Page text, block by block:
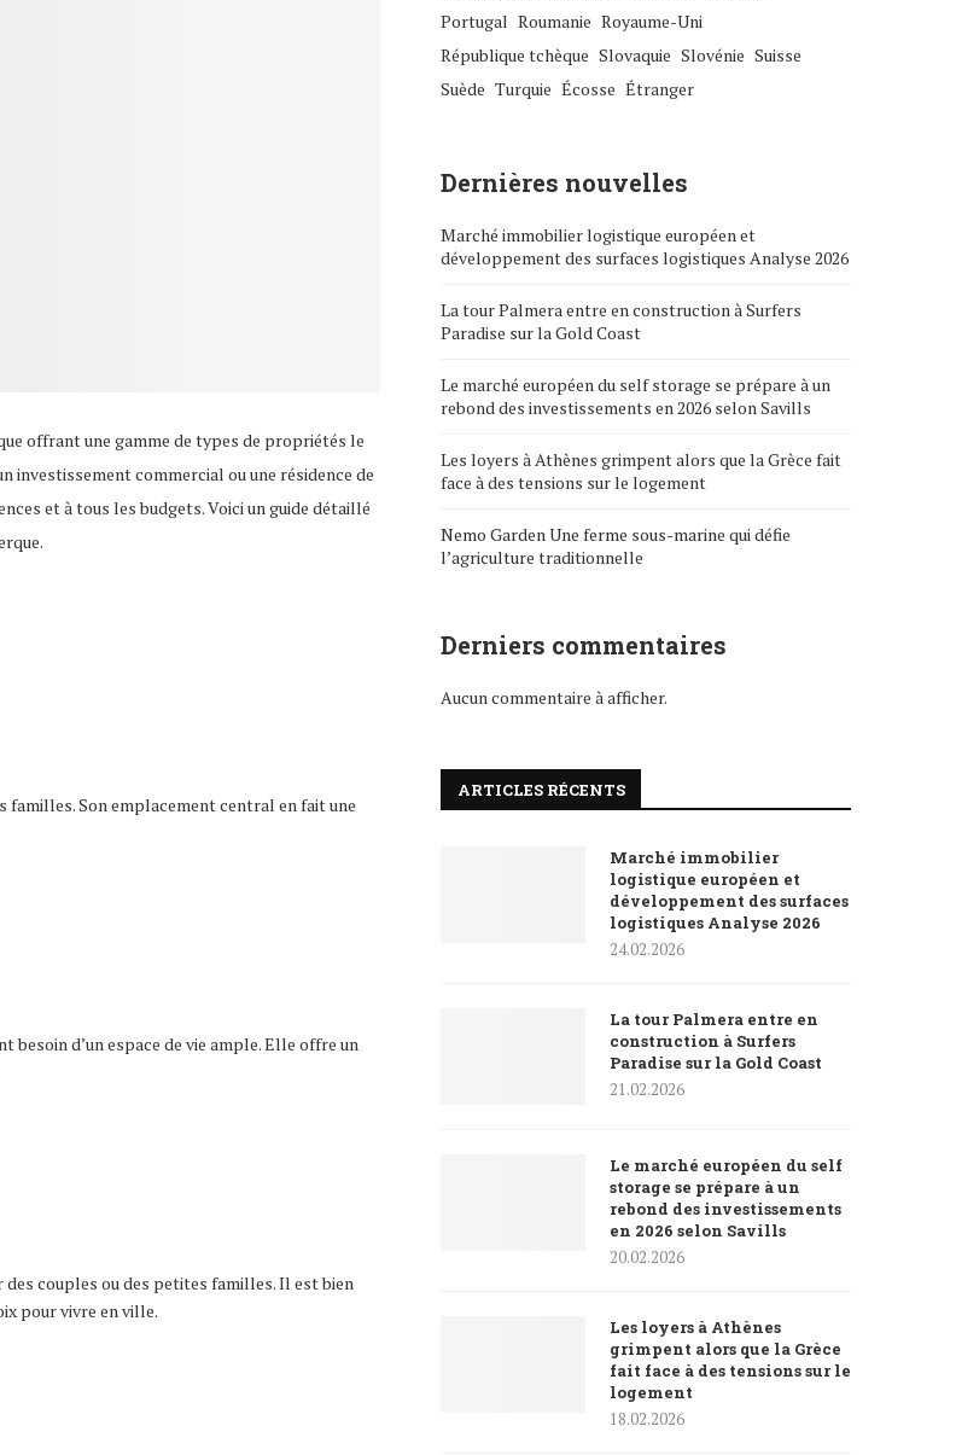
offrant une gamme de types de propriétés le
investissement commercial ou une résidence de
et à tous les budgets. Voici un guide détaillé
Son emplacement central en fait une
besoin d’un espace de vie ample. Elle offre un
couples ou des petites familles. Il est bien
pour vivre en ville.
Portugal Roumanie Royaume-Uni
République tchèque Slovaquie Slovénie Suisse
Suède Turquie Écosse Étranger
Dernières nouvelles
Marché immobilier logistique européen et
développement des surfaces logistiques Analyse 2026
La tour Palmera entre en construction à Surfers
Paradise sur la Gold Coast
Le marché européen du self storage se prépare à un
rebond des investissements en 2026 selon Savills
Les loyers à Athènes grimpent alors que la Grèce fait
face à des tensions sur le logement
Nemo Garden Une ferme sous-marine qui défie
l’agriculture traditionnelle
Derniers commentaires
Aucun commentaire à afficher.
ARTICLES RÉCENTS
Marché immobilier
logistique européen et
développement des surfaces
logistiques Analyse 2026
24.02.2026
La tour Palmera entre en
construction à Surfers
Paradise sur la Gold Coast
21.02.2026
Le marché européen du self
storage se prépare à un
rebond des investissements
en 2026 selon Savills
20.02.2026
Les loyers à Athènes
grimpent alors que la Grèce
fait face à des tensions sur le
logement
18.02.2026